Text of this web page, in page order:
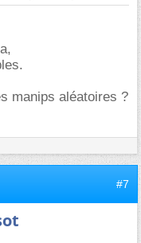
manips aléatoires ?
#7